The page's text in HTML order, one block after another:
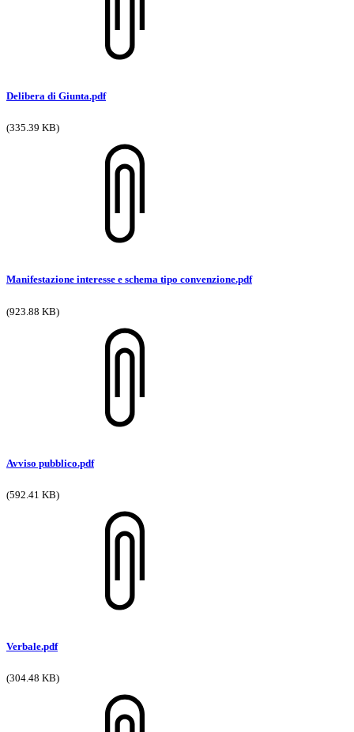
Delibera di Giunta.pdf
(335.39 KB)
Manifestazione interesse e schema tipo convenzione.pdf
(923.88 KB)
Avviso pubblico.pdf
(592.41 KB)
Verbale.pdf
(304.48 KB)